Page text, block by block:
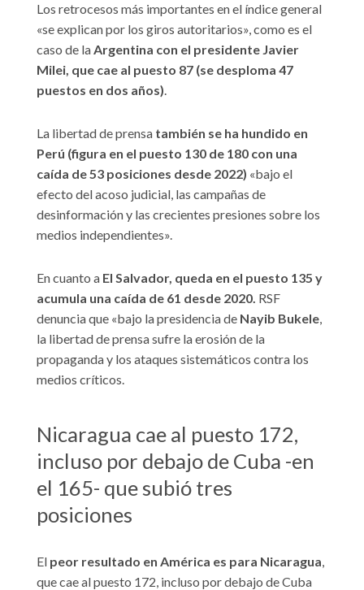
Los retrocesos más importantes en el índice general
«se explican por los giros autoritarios», como es el
caso de laArgentina con el presidente Javier
Milei, que cae al puesto 87 (se desploma 47
puestos en dos años).
La libertad de prensa también se ha hundido en
Perú (figura en el puesto 130 de 180 con una
caída de 53 posiciones desde 2022) «bajo el
efecto del acoso judicial, las campañas de
desinformación y las crecientes presiones sobre los
medios independientes».
En cuanto a El Salvador, queda en el puesto 135 y
acumula una caída de 61 desde 2020. RSF
denuncia que «bajo la presidencia de Nayib Bukele,
la libertad de prensa sufre la erosión de la
propaganda y los ataques sistemáticos contra los
medios críticos.
Nicaragua cae al puesto 172,
incluso por debajo de Cuba -en
el 165- que subió tres
posiciones
El peor resultado en América es para Nicaragua,
que cae al puesto 172, incluso por debajo de Cuba